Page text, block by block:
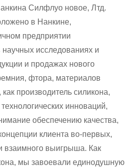
Силфлуо новое, Лтд.
в Нанкине,
предприятии
научных исследованиях и
и продажах нового
фтора, материалов
производитель силикона,
инноваций,
обеспечению качества,
клиента во-первых,
взаимного выигрыша. Как
мы завоевали единодушную